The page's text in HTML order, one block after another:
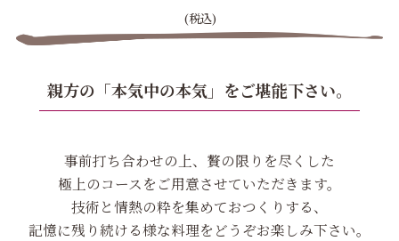
(税込)
親方の「本気中の本気」をご堪能下さい。
事前打ち合わせの上、贅の限りを尽くした
極上のコースをご用意させていただきます。
技術と情熱の粋を集めておつくりする、
記憶に残り続ける様な料理をどうぞお楽しみ下さい。